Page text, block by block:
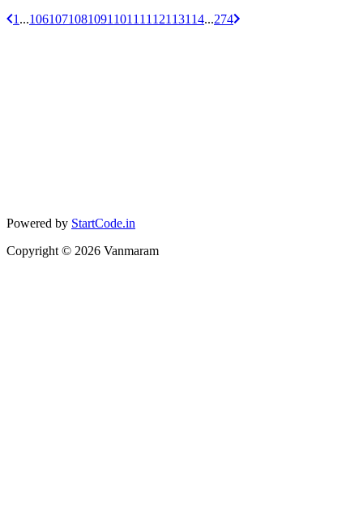
1 ...106107108109110111 112113114...274
Powered by StartCode.in
Copyright © 2026 Vanmaram